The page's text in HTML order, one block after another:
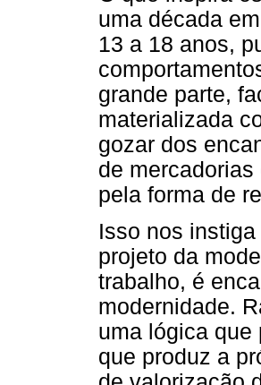
uma década
13 a 18 anos,
grande parte,
materializada
gozar dos
de
pela forma de
Isso nos
projeto da
trabalho, é
modernidade.
uma lógica que
que produz a